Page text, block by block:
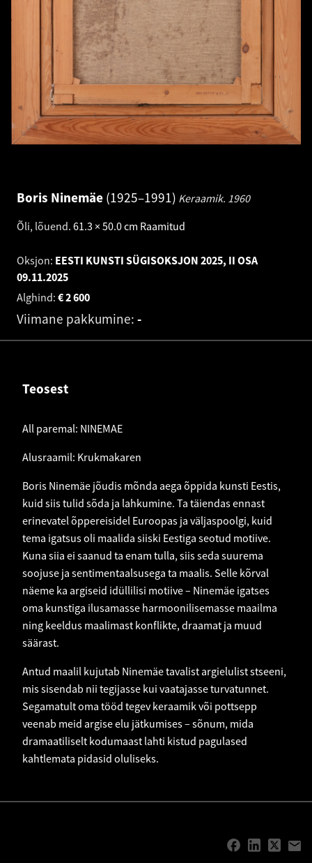
Boris Ninemäe 1925–1991 Keraamik. 1960
Õli, lõuend. 61.3 × 50.0 cm Raamitud
Oksjon: EESTI KUNSTI SÜGISOKSJON 2025, II OSA
09.11.2025
Alghind:
2 600
€
Viimane pakkumine: -
Teosest
All paremal: NINEMAE
Alusraamil: Krukmakaren
Boris Ninemäe jõudis mõnda aega õppida kunsti Eestis,
kuid siis tulid sõda ja lahkumine. Ta täiendas ennast
erinevatel õppereisidel Euroopas ja väljaspoolgi, kuid
tema igatsus oli maalida siiski Eestiga seotud motiive.
Kuna siia ei saanud ta enam tulla, siis seda suurema
soojuse ja sentimentaalsusega ta maalis. Selle kõrval
näeme ka argiseid idüllilisi motiive – Ninemäe igatses
oma kunstiga ilusamasse harmoonilisemasse maailma
ning keeldus maalimast konflikte, draamat ja muud
säärast.
Antud maalil kujutab Ninemäe tavalist argielulist stseeni,
mis sisendab nii tegijasse kui vaatajasse turvatunnet.
Segamatult oma tööd tegev keraamik või pottsepp
veenab meid argise elu jätkumises – sõnum, mida
dramaatiliselt kodumaast lahti kistud pagulased
kahtlemata pidasid oluliseks.